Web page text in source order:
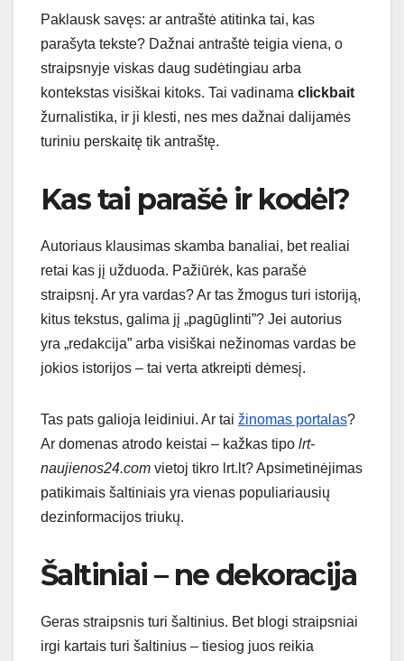
Paklausk savęs: ar antraštė atitinka tai, kas
parašyta tekste? Dažnai antraštė teigia viena, o
straipsnyje viskas daug sudėtingiau arba
kontekstas visiškai kitoks. Tai vadinama clickbait
žurnalistika, ir ji klesti, nes mes dažnai dalijamės
turiniu perskaitę tik antraštę.
Kas tai parašė ir kodėl?
Autoriaus klausimas skamba banaliai, bet realiai
retai kas jį užduoda. Pažiūrėk, kas parašė
straipsnį. Ar yra vardas? Ar tas žmogus turi istoriją,
kitus tekstus, galima jį „pagūglinti”? Jei autorius
yra „redakcija” arba visiškai nežinomas vardas be
jokios istorijos – tai verta atkreipti dėmesį.
Tas pats galioja leidiniui. Ar tai žinomas portalas?
Ar domenas atrodo keistai – kažkas tipo lrt-
naujienos24.com vietoj tikro lrt.lt? Apsimetinėjimas
patikimais šaltiniais yra vienas populiariausių
dezinformacijos triukų.
Šaltiniai – ne dekoracija
Geras straipsnis turi šaltinius. Bet blogi straipsniai
irgi kartais turi šaltinius – tiesiog juos reikia